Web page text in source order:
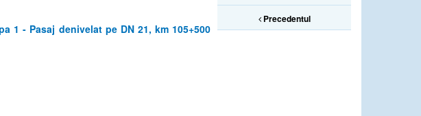
Precedentul
1 - Pasaj denivelat pe DN 21, km 105+500